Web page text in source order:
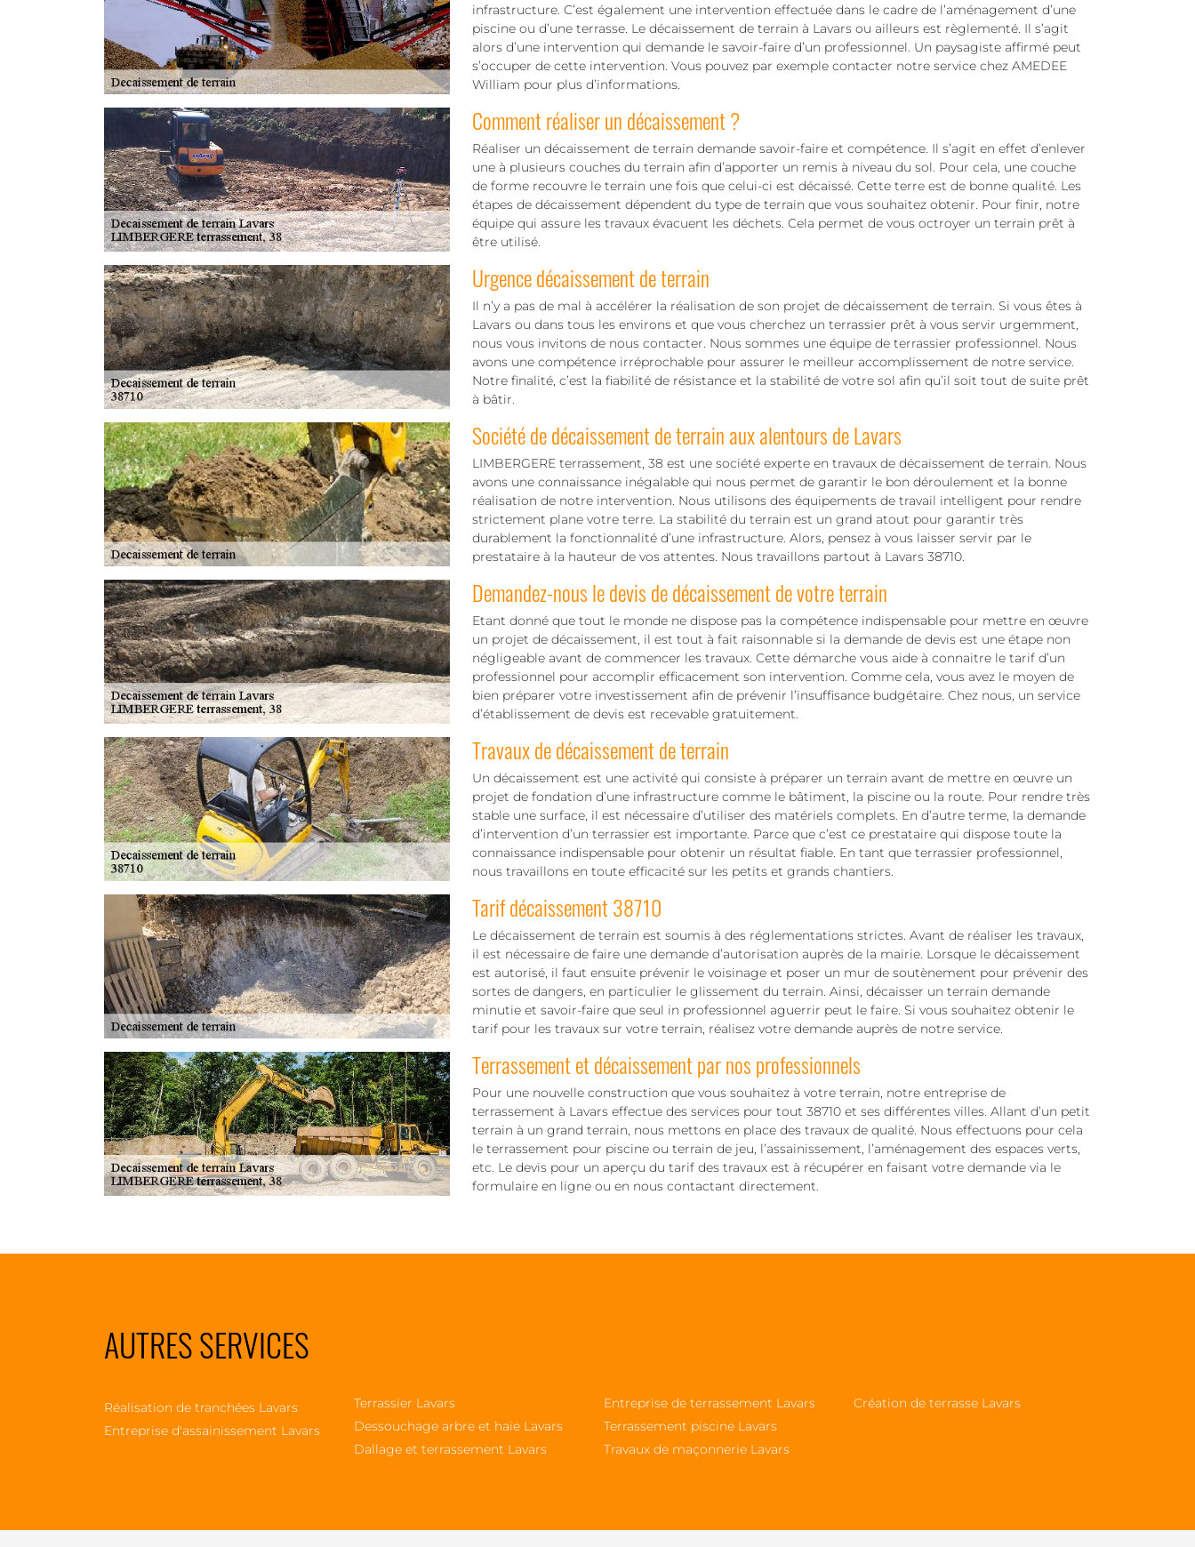
infrastructure. C’est également une intervention effectuée dans le cadre de l’aménagement d’une
piscine ou d’une terrasse. Le décaissement de terrain à Lavars ou ailleurs est règlementé. Il s’agit
alors d’une intervention qui demande le savoir-faire d’un professionnel. Un paysagiste affirmé peut
s’occuper de cette intervention. Vous pouvez par exemple contacter notre service chez AMEDEE
William pour plus d’informations.
Comment réaliser un décaissement ?
Réaliser un décaissement de terrain demande savoir-faire et compétence. Il s’agit en effet d’enlever
une à plusieurs couches du terrain afin d’apporter un remis à niveau du sol. Pour cela, une couche
de forme recouvre le terrain une fois que celui-ci est décaissé. Cette terre est de bonne qualité. Les
étapes de décaissement dépendent du type de terrain que vous souhaitez obtenir. Pour finir, notre
équipe qui assure les travaux évacuent les déchets. Cela permet de vous octroyer un terrain prêt à
être utilisé.
Urgence décaissement de terrain
Il n’y a pas de mal à accélérer la réalisation de son projet de décaissement de terrain. Si vous êtes à
Lavars ou dans tous les environs et que vous cherchez un terrassier prêt à vous servir urgemment,
nous vous invitons de nous contacter. Nous sommes une équipe de terrassier professionnel. Nous
avons une compétence irréprochable pour assurer le meilleur accomplissement de notre service.
Notre finalité, c’est la fiabilité de résistance et la stabilité de votre sol afin qu’il soit tout de suite prêt
à bâtir.
Société de décaissement de terrain aux alentours de Lavars
LIMBERGERE terrassement, 38 est une société experte en travaux de décaissement de terrain. Nous
avons une connaissance inégalable qui nous permet de garantir le bon déroulement et la bonne
réalisation de notre intervention. Nous utilisons des équipements de travail intelligent pour rendre
strictement plane votre terre. La stabilité du terrain est un grand atout pour garantir très
durablement la fonctionnalité d’une infrastructure. Alors, pensez à vous laisser servir par le
prestataire à la hauteur de vos attentes. Nous travaillons partout à Lavars 38710.
Demandez-nous le devis de décaissement de votre terrain
Etant donné que tout le monde ne dispose pas la compétence indispensable pour mettre en œuvre
un projet de décaissement, il est tout à fait raisonnable si la demande de devis est une étape non
négligeable avant de commencer les travaux. Cette démarche vous aide à connaitre le tarif d’un
professionnel pour accomplir efficacement son intervention. Comme cela, vous avez le moyen de
bien préparer votre investissement afin de prévenir l’insuffisance budgétaire. Chez nous, un service
d’établissement de devis est recevable gratuitement.
Travaux de décaissement de terrain
Un décaissement est une activité qui consiste à préparer un terrain avant de mettre en œuvre un
projet de fondation d’une infrastructure comme le bâtiment, la piscine ou la route. Pour rendre très
stable une surface, il est nécessaire d’utiliser des matériels complets. En d’autre terme, la demande
d’intervention d’un terrassier est importante. Parce que c’est ce prestataire qui dispose toute la
connaissance indispensable pour obtenir un résultat fiable. En tant que terrassier professionnel,
nous travaillons en toute efficacité sur les petits et grands chantiers.
Tarif décaissement 38710
Le décaissement de terrain est soumis à des réglementations strictes. Avant de réaliser les travaux,
il est nécessaire de faire une demande d’autorisation auprès de la mairie. Lorsque le décaissement
est autorisé, il faut ensuite prévenir le voisinage et poser un mur de soutènement pour prévenir des
sortes de dangers, en particulier le glissement du terrain. Ainsi, décaisser un terrain demande
minutie et savoir-faire que seul in professionnel aguerrir peut le faire. Si vous souhaitez obtenir le
tarif pour les travaux sur votre terrain, réalisez votre demande auprès de notre service.
Terrassement et décaissement par nos professionnels
Pour une nouvelle construction que vous souhaitez à votre terrain, notre entreprise de
terrassement à Lavars effectue des services pour tout 38710 et ses différentes villes. Allant d’un petit
terrain à un grand terrain, nous mettons en place des travaux de qualité. Nous effectuons pour cela
le terrassement pour piscine ou terrain de jeu, l’assainissement, l’aménagement des espaces verts,
etc. Le devis pour un aperçu du tarif des travaux est à récupérer en faisant votre demande via le
formulaire en ligne ou en nous contactant directement.
AUTRES SERVICES
Réalisation de tranchées Lavars
Entreprise d'assainissement Lavars
Terrassier Lavars
Dessouchage arbre et haie Lavars
Dallage et terrassement Lavars
Entreprise de terrassement Lavars
Terrassement piscine Lavars
Travaux de maçonnerie Lavars
Création de terrasse Lavars